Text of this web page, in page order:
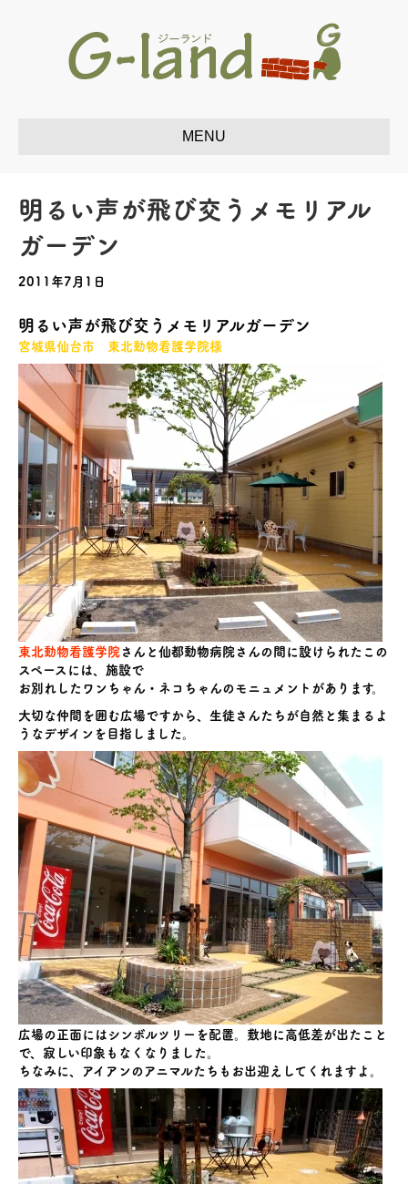
明るい声が飛び交うメモリアル
ガーデン
2011年7月1日
明るい声が飛び交うメモリアルガーデン
宮城県仙台市 東北動物看護学院様
東北動物看護学院さんと仙都動物病院さんの間に設けられたこの
スペースには、施設で
お別れしたワンちゃん・ネコちゃんのモニュメントがあります。
大切な仲間を囲む広場ですから、生徒さんたちが自然と集まるよ
うなデザインを目指しました。
広場の正面にはシンボルツリーを配置。敷地に高低差が出たこと
で、寂しい印象もなくなりました。
ちなみに、アイアンのアニマルたちもお出迎えしてくれますよ。